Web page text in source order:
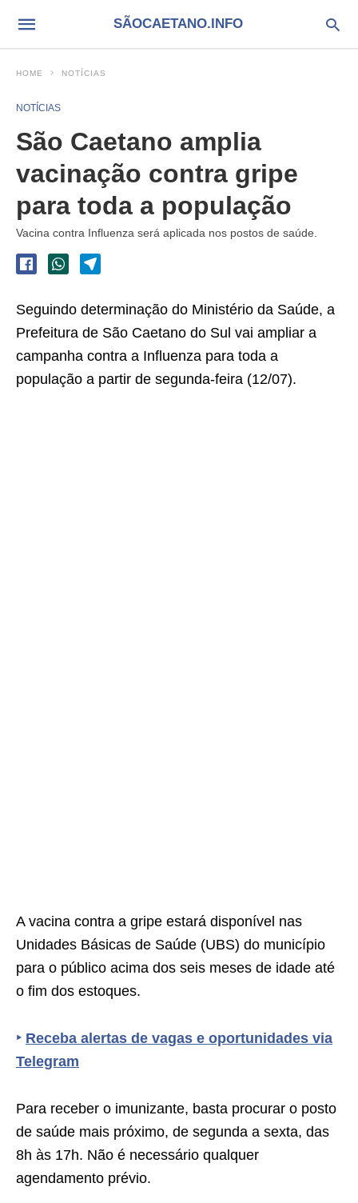
SÃOCAETANO.INFO
HOME NOTÍCIAS
NOTÍCIAS
São Caetano amplia
vacinação contra gripe
para toda a população
Vacina contra Influenza será aplicada nos postos de saúde.
Seguindo determinação do Ministério da Saúde, a
Prefeitura de São Caetano do Sul vai ampliar a
campanha contra a Influenza para toda a
população a partir de segunda-feira (12/07).
A vacina contra a gripe estará disponível nas
Unidades Básicas de Saúde (UBS) do município
para o público acima dos seis meses de idade até
o fim dos estoques.
‣ Receba alertas de vagas e oportunidades via
Telegram
Para receber o imunizante, basta procurar o posto
de saúde mais próximo, de segunda a sexta, das
8h às 17h. Não é necessário qualquer
agendamento prévio.